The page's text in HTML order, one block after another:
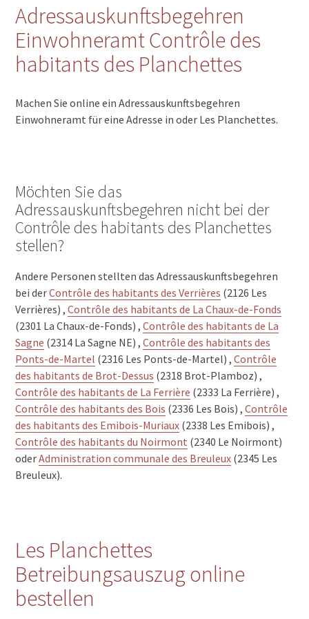
Adressauskunftsbegehren
Einwohneramt Contrôle des
habitants des Planchettes
Machen Sie online ein Adressauskunftsbegehren
Einwohneramt für eine Adresse in oder Les Planchettes.
Möchten Sie das
Adressauskunftsbegehren nicht bei der
Contrôle des habitants des Planchettes
stellen?
Andere Personen stellten das Adressauskunftsbegehren
bei derContrôle des habitants des Verrières (2126 Les
Verrières) ,Contrôle des habitants de La Chaux-de-Fonds
(2301 La Chaux-de-Fonds) ,Contrôle des habitants de La
Sagne (2314 La Sagne NE) ,Contrôle des habitants des
Ponts-de-Martel (2316 Les Ponts-de-Martel) ,Contrôle
des habitants de Brot-Dessus (2318 Brot-Plamboz) ,
Contrôle des habitants de La Ferrière (2333 La Ferrière) ,
Contrôle des habitants des Bois (2336 Les Bois) ,Contrôle
des habitants des Emibois-Muriaux (2338 Les Emibois) ,
Contrôle des habitants du Noirmont (2340 Le Noirmont)
oderAdministration communale des Breuleux (2345 Les
Breuleux).
Les Planchettes
Betreibungsauszug online
bestellen